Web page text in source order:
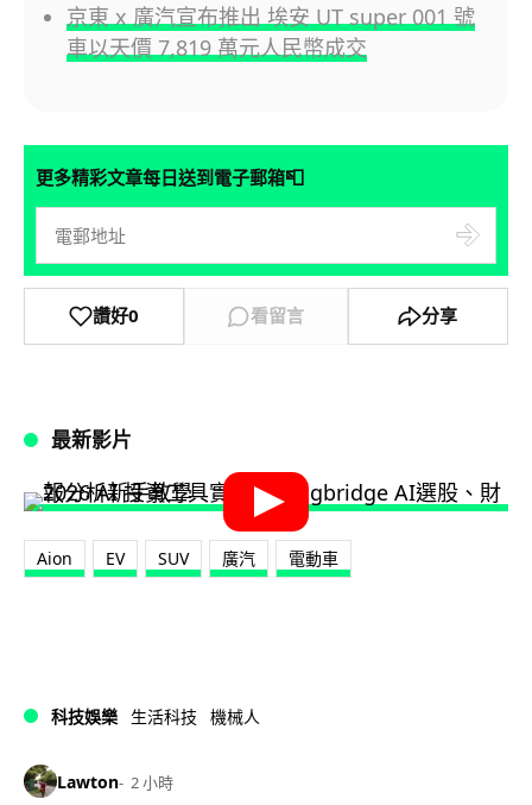
京東 x 廣汽宣布推出 埃安 UT super 001 號
車以天價 7,819 萬元人民幣成交
更多精彩文章每日送到電子郵箱📮
讚好0 看留言 分享
最新影片
Aion EV SUV 廣汽 電動車
科技娛樂 生活科技 機械人
Lawton 2 小時